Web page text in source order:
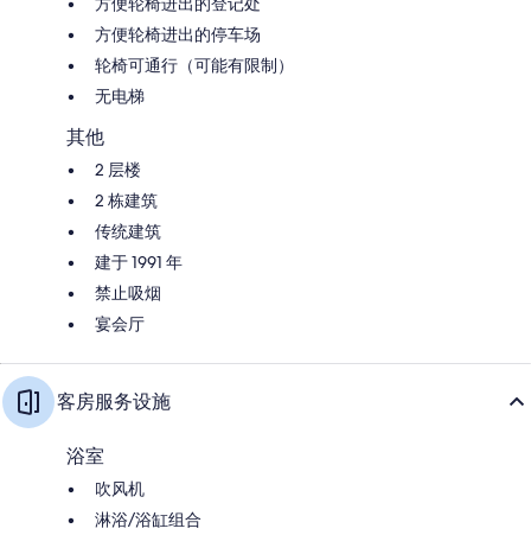
方便轮椅进出的停车场
轮椅可通行（可能有限制）
无电梯
其他
2 层楼
2 栋建筑
传统建筑
建于 1991 年
禁止吸烟
宴会厅
客房服务设施
浴室
吹风机
淋浴/浴缸组合